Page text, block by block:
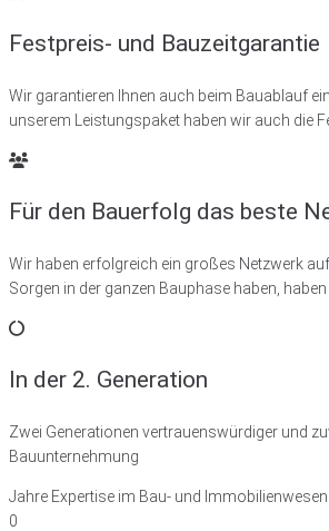
Festpreis- und Bauzeitgarantie
Wir garantieren Ihnen auch beim Bauablauf
unserem Leistungspaket haben wir auch die
Für den Bauerfolg das beste
Wir haben erfolgreich ein großes Netzwerk
Sorgen in der ganzen Bauphase haben,
In der 2. Generation
Zwei Generationen vertrauenswürdiger und
Bauunternehmung
Jahre Expertise im Bau- und Immobilienwesen
0